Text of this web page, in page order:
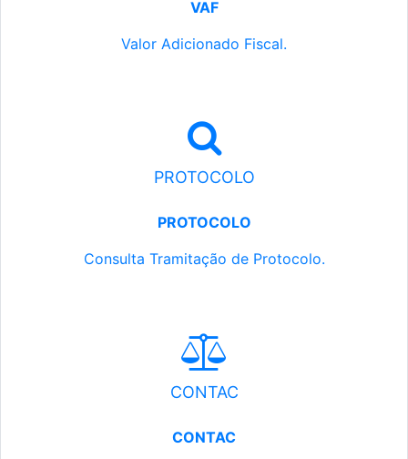
VAF
Valor Adicionado Fiscal.
PROTOCOLO
PROTOCOLO
Consulta Tramitação de Protocolo.
CONTAC
CONTAC